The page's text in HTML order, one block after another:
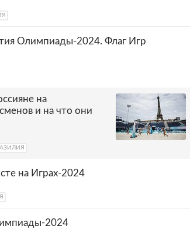
Олимпиады-2024. Флаг Игр
на
и на что они
на Играх-2024
2024